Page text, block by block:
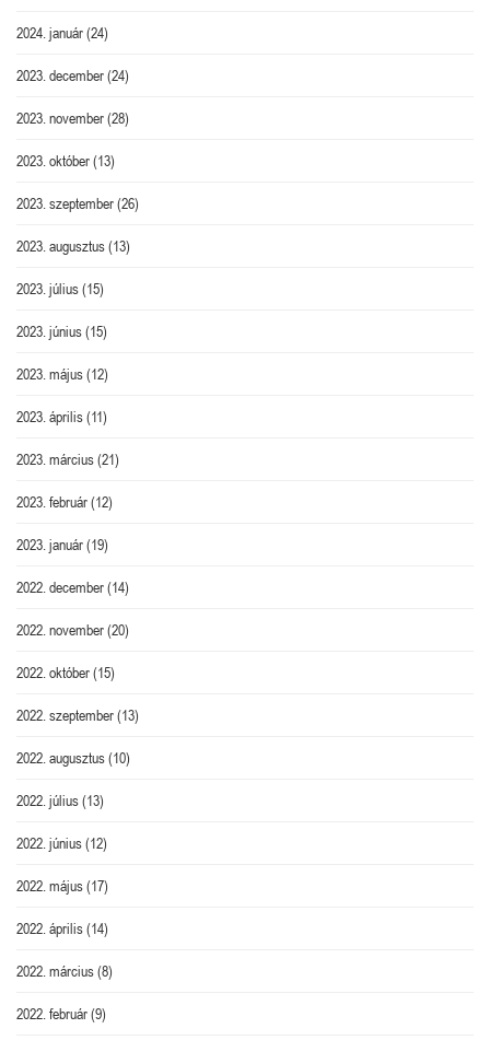
2024. január(24)
2023. december(24)
2023. november(28)
2023. október(13)
2023. szeptember(26)
2023. augusztus(13)
2023. július(15)
2023. június(15)
2023. május(12)
2023. április(11)
2023. március(21)
2023. február(12)
2023. január(19)
2022. december(14)
2022. november(20)
2022. október(15)
2022. szeptember(13)
2022. augusztus(10)
2022. július(13)
2022. június(12)
2022. május(17)
2022. április(14)
2022. március(8)
2022. február(9)